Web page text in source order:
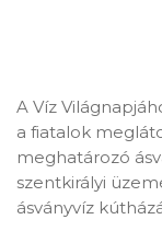
A Víz
a fiatalok
meghatározó
szentkirályi
ásványvíz